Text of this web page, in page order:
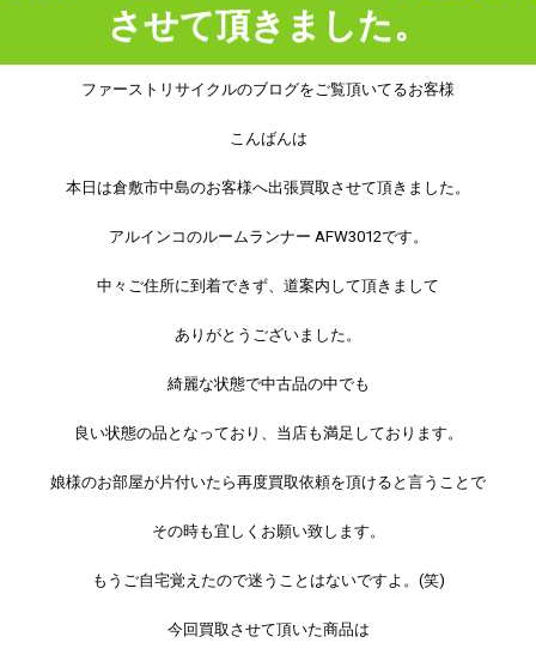
させて頂きました。
ファーストリサイクルのブログをご覧頂いてるお客様
こんばんは
本日は倉敷市中島のお客様へ出張買取させて頂きました。
アルインコのルームランナー AFW3012です。
中々ご住所に到着できず、道案内して頂きまして
ありがとうございました。
綺麗な状態で中古品の中でも
良い状態の品となっており、当店も満足しております。
娘様のお部屋が片付いたら再度買取依頼を頂けると言うことで
その時も宜しくお願い致します。
もうご自宅覚えたので迷うことはないですよ。(笑)
今回買取させて頂いた商品は